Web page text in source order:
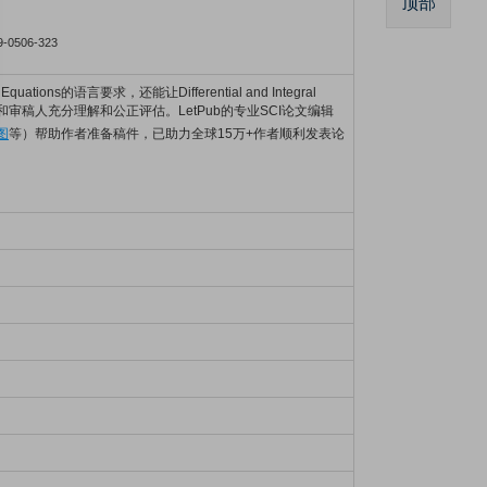
0506-323
的语言要求，还能让Differential and Integral
稿人充分理解和公正评估。LetPub的专业SCI论文编辑
等）帮助作者准备稿件，已助力全球15万+作者顺利发表论